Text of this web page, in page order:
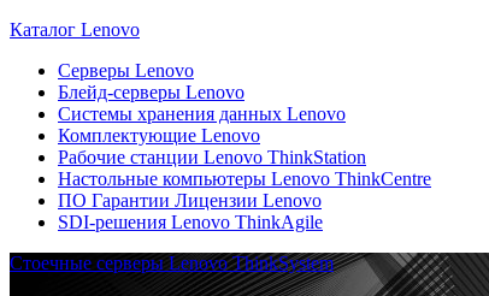
Каталог Lenovo
Серверы Lenovo
Блейд-серверы Lenovo
Системы хранения данных Lenovo
Комплектующие Lenovo
Рабочие станции Lenovo ThinkStation
Настольные компьютеры Lenovo ThinkCentre
ПО Гарантии Лицензии Lenovo
SDI-решения Lenovo ThinkAgile
Стоечные серверы Lenovo ThinkSystem